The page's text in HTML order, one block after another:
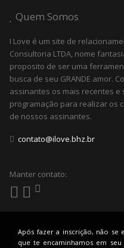
Quem Somos
I Love é um site de
Consultoria LTDA, nome
proposito de ser uma
busca de seu GRANDE amor.
assinantes os mais recentes e
programação para realizar os
de nossos assinantes.
contato@ilove.bhz.br
Manter contato:
Todos os Direitos Reservados
amor pode estar aqui! |
Após fazer a inscrição, não se
que te encaminhamos em